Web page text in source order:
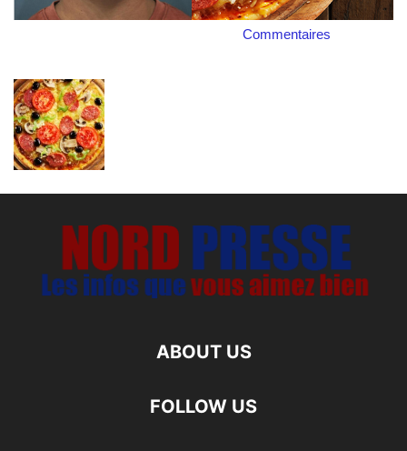
Commentaires
ABOUT US
FOLLOW US